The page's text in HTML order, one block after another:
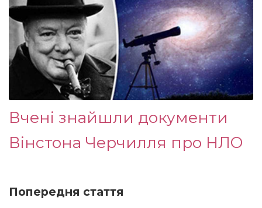
Вчені знайшли документи
Вінстона Черчилля про НЛО
Попередня стаття